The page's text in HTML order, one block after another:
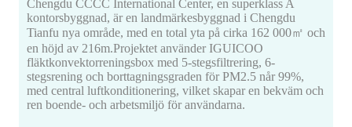
Chengdu CCCC International Center, en superklass A
kontorsbyggnad, är en landmärkesbyggnad i Chengdu
Tianfu nya område, med en total yta på cirka 162 000㎡ och
en höjd av 216m.Projektet använder IGUICOO
fläktkonvektorreningsbox med 5-stegsfiltrering, 6-
stegsrening och borttagningsgraden för PM2.5 når 99%,
med central luftkonditionering, vilket skapar en bekväm och
ren boende- och arbetsmiljö för användarna.